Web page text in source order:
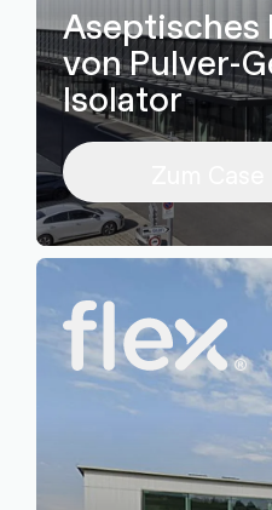
Aseptisches
von Pulver-
Isolator